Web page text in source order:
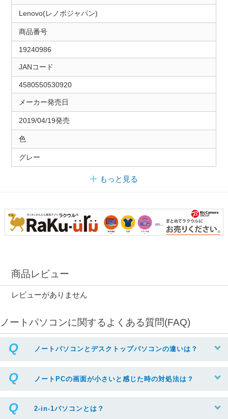
Lenovo(レノボジャパン)
商品番号
19240986
JANコード
4580550530920
メーカー発売日
2019/04/19発売
色
グレー
もっと見る
商品レビュー
レビューがありません
ノートパソコンに関するよくある質問(FAQ)
ノートパソコンとデスクトップパソコンの違いは？
ノートPCの画面が小さいと感じた時の対処法は？
2-in-1パソコンとは？